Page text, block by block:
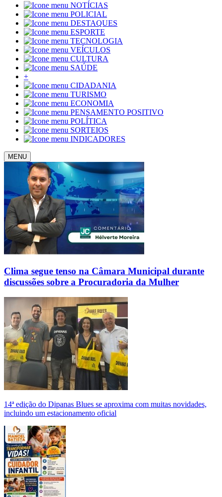
NOTÍCIAS
POLICIAL
DESTAQUES
ESPORTE
TECNOLOGIA
VEÍCULOS
CULTURA
SAÚDE
+
CIDADANIA
TURISMO
ECONOMIA
PENSAMENTO POSITIVO
POLÍTICA
SORTEIOS
INDICADORES
MENU
Clima segue tenso na Câmara Municipal durante
discussões sobre a Procuradoria da Mulher
14ª edição do Dipanas Blues se aproxima com muitas novidades,
incluindo um estacionamento oficial